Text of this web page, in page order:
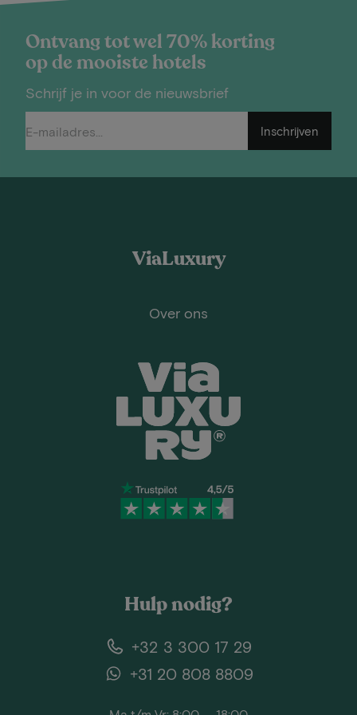
Ontvang tot wel 70% korting
op de mooiste hotels
Schrijf je in voor de nieuwsbrief
Inschrijven
ViaLuxury
Over ons
Hulp nodig?
+32 3 300 17 29
+31 20 808 8809